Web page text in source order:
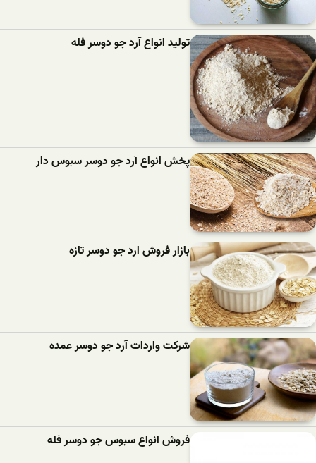
تولید انواع آرد جو دوسر فله
پخش انواع آرد جو دوسر سبوس دار
بازار فروش ارد جو دوسر تازه
شرکت واردات آرد جو دوسر عمده
فروش انواع سبوس جو دوسر فله